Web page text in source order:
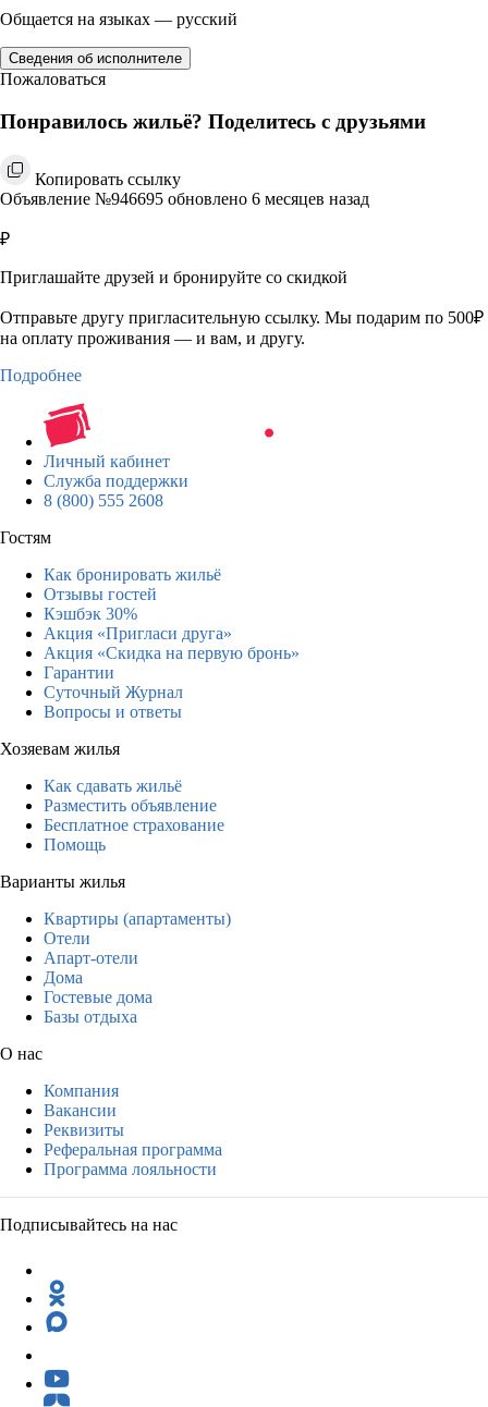
Общается на языках — русский
Сведения об исполнителе
Пожаловаться
Понравилось жильё? Поделитесь с друзьями
Копировать ссылку
Объявление №946695 обновлено 6 месяцев назад
₽
Приглашайте друзей и бронируйте со скидкой
Отправьте другу пригласительную ссылку. Мы подарим по 500₽
на оплату проживания — и вам, и другу.
Подробнее
Личный кабинет
Служба поддержки
8 (800) 555 2608
Гостям
Как бронировать жильё
Отзывы гостей
Кэшбэк 30%
Акция «Пригласи друга»
Акция «Скидка на первую бронь»
Гарантии
Суточный Журнал
Вопросы и ответы
Хозяевам жилья
Как сдавать жильё
Разместить объявление
Бесплатное страхование
Помощь
Варианты жилья
Квартиры (апартаменты)
Отели
Апарт-отели
Дома
Гостевые дома
Базы отдыха
О нас
Компания
Вакансии
Реквизиты
Реферальная программа
Программа лояльности
Подписывайтесь на нас